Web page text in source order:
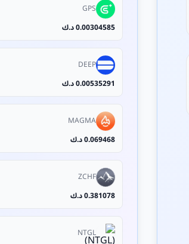
GPS
0.00304585 د.ك
DEEP
0.00535291 د.ك
MAGMA
0.069468 د.ك
ZCHF
0.381078 د.ك
NTGL